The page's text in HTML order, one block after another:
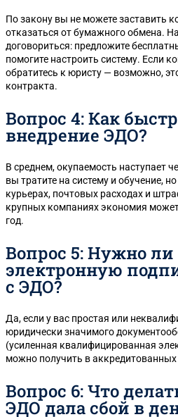
По закону вы не можете заставить
отказаться от бумажного обмена.
договориться: предложите
помогите настроить систему. Если
обратитесь к юристу — возможно,
контракта.
Вопрос 4: Как
внедрение ЭДО?
В среднем, окупаемость наступает
вы тратите на систему и обучение,
курьерах, почтовых расходах и
крупных компаниях экономия
год.
Вопрос 5: Нужно
электронную
с ЭДО?
Да, если у вас простая или
юридически значимого
(усиленная квалифицированная
можно получить в
Вопрос 6: Что
ЭДО дала сбой в